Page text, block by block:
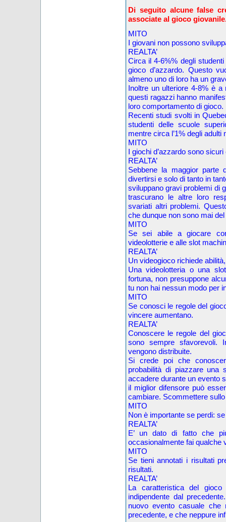
Di seguito alcune false
associate al gioco
MITO
I giovani non possono
REALTA’
Circa il 4-6%% degli
gioco d’azzardo. Questo
almeno uno di loro ha un
Inoltre un ulteriore 4-8% è
questi ragazzi hanno
loro comportamento di gioco.
Recenti studi svolti in
studenti delle scuole
mentre circa l’1% degli
MITO
I giochi d’azzardo sono
REALTA’
Sebbene la maggior parte
divertirsi e solo di tanto in
sviluppano gravi problemi di
trascurano le altre loro
svariati altri problemi.
che dunque non sono mai
MITO
Se sei abile a giocare
videolotterie e alle slot
REALTA’
Un videogioco richiede
Una videolotteria o una
fortuna, non presuppone
tu non hai nessun modo per
MITO
Se conosci le regole del
vincere aumentano.
REALTA’
Conoscere le regole del
sono sempre sfavorevoli.
vengono distribuite.
Si crede poi che
probabilità di piazzare una
accadere durante un evento
il miglior difensore può
cambiare. Scommettere
MITO
Non è importante se perdi:
REALTA’
E’ un dato di fatto che
occasionalmente fai qualche
MITO
Se tieni annotati i risultati
risultati.
REALTA’
La caratteristica del
indipendente dal
nuovo evento casuale
precedente, e che neppure